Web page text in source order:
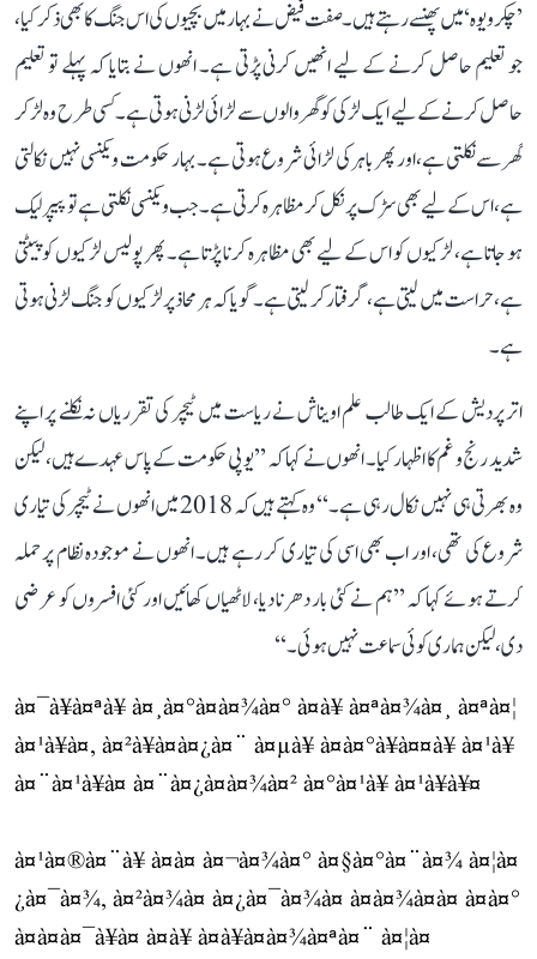
’چکرویوہ‘ میں پھنسے رہتے ہیں۔ صفت فیض نے بہار میں بچیوں کی اس جنگ کا بھی ذکر کیا،
جو تعلیم حاصل کرنے کے لیے انھیں کرنی پڑتی ہے۔ انھوں نے بتایا کہ پہلے تو تعلیم
حاصل کرنے کے لیے ایک لڑکی کو گھر والوں سے لڑائی لڑنی ہوتی ہے۔ کسی طرح وہ لڑ کر
گھر سے نکلتی ہے، اور پھر باہر کی لڑائی شروع ہوتی ہے۔ بہار حکومت ویکنسی نہیں نکالتی
ہے، اس کے لیے بھی سڑک پر نکل کر مظاہرہ کرتی ہے۔ جب ویکنسی نکلتی ہے تو پیپر لیک
ہو جاتا ہے، لڑکیوں کو اس کے لیے بھی مظاہرہ کرنا پڑتا ہے۔ پھر پولیس لڑکیوں کو پیٹتی
ہے، حراست میں لیتی ہے، گرفتار کر لیتی ہے۔ گویا کہ ہر محاذ پر لڑکیوں کو جنگ لڑنی ہوتی
ہے۔
اتر پردیش کے ایک طالب علم اویناش نے ریاست میں ٹیچر کی تقرریاں نہ نکلنے پر اپنے
شدید رنج و غم کا اظہار کیا۔ انھوں نے کہا کہ ’’یوپی حکومت کے پاس عہدے ہیں، لیکن
وہ بھرتی ہی نہیں نکال رہی ہے۔‘‘ وہ کہتے ہیں کہ 2018 میں انھوں نے ٹیچر کی تیاری
شروع کی تھی، اور اب بھی اسی کی تیاری کر رہے ہیں۔ انھوں نے موجودہ نظام پر حملہ
کرتے ہوئے کہا کہ ’’ہم نے کئی بار دھرنا دیا، لاٹھیاں کھائیں اور کئی افسروں کو عرضی
دی، لیکن ہماری کوئی سماعت نہیں ہوئی۔‘‘
à¤¯à¥à¤ªà¥ à¤¸à¤°à¤à¤¾à¤° à¤à¥ à¤ªà¤¾à¤¸ à¤ªà¤¦
à¤¹à¥à¤, à¤²à¥à¤à¤¿à¤¨ à¤µà¥ à¤­à¤°à¥à¤¤à¥ à¤¹à¥
à¤¨à¤¹à¥à¤ à¤¨à¤¿à¤à¤¾à¤² à¤°à¤¹à¥ à¤¹à¥à¥¤
à¤¹à¤®à¤¨à¥ à¤à¤ à¤¬à¤¾à¤° à¤§à¤°à¤¨à¤¾ à¤¦à¤
¿à¤¯à¤¾, à¤²à¤¾à¤ à¤¿à¤¯à¤¾à¤ à¤à¤¾à¤à¤ à¤à¤°
à¤à¤à¤¯à¥à¤ à¤à¥ à¤à¥à¤à¤¾à¤ªà¤¨ à¤¦à¤